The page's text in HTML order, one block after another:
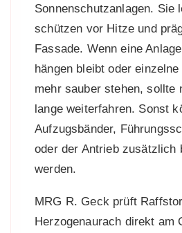
Sonnenschutzanlagen. Sie
schützen vor Hitze und
Fassade. Wenn eine
hängen bleibt oder
mehr sauber stehen, sollte
lange weiterfahren. Sonst
Aufzugsbänder,
oder der Antrieb zusätzlich
werden.
MRG R. Geck prüft
Herzogenaurach direkt am